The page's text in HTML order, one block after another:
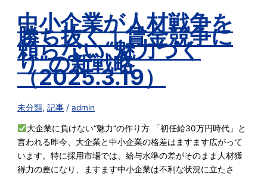
中小企業が人材戦争を
勝ち抜く｜賃金競争に
頼らない“魅力づく
り”の新戦略
（2025.3.19）
未分類,記事 /admin
大企業に負けない“魅力”の作り方 「初任給30万円時代」と
言われる昨今、大企業と中小企業の格差はますます広がって
います。特に採用市場では、給与水準の差がそのまま人材獲
得力の差になり、ますます中小企業は不利な状況に立たさ